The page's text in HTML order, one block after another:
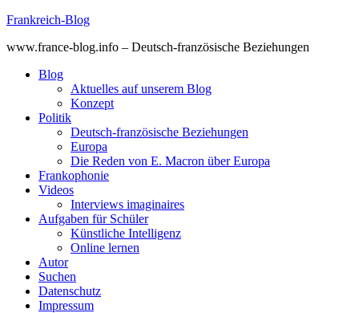
Skip
content
Frankreich-Blog
www.france-blog.info – Deutsch-französische Beziehungen
Blog
Aktuelles auf unserem Blog
Konzept
Politik
Deutsch-französische Beziehungen
Europa
Die Reden von E. Macron über Europa
Frankophonie
Videos
Interviews imaginaires
Aufgaben für Schüler
Künstliche Intelligenz
Online lernen
Autor
Suchen
Datenschutz
Impressum